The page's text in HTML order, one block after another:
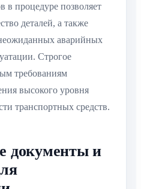
в процедуре позволяет
деталей, а также
аварийных
Строгое
требованиям
высокого уровня
транспортных средств.
документы и